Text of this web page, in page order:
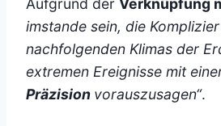
Aufgrund der Verknüpfung
imstande sein, die
nachfolgenden Klimas der
extremen Ereignisse mit
Präzision vorauszusagen“.